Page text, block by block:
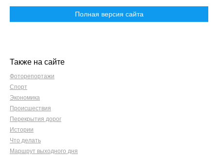
Полная версия сайта
Также на сайте
Фоторепортажи
Спорт
Экономика
Происшествия
Перекрытия дорог
Истории
Что делать
Маршрут выходного дня